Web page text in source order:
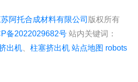
阿托合成材料有限公司 版权所有
备2022029682号 站内关键词：
出机 柱塞挤出机 站点地图 robots